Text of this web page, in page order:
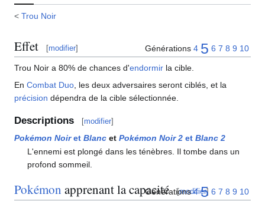
< Trou Noir
Effet [modifier] Générations 4 5 6 7 8 9 10
Trou Noir a 80% de chances d'endormir la cible.
En Combat Duo , les deux adversaires seront ciblés, et la
précision dépendra de la cible sélectionnée.
Descriptions [modifier]
Pokémon Noiret Blanc et Pokémon Noir 2 et Blanc 2
L'ennemi est plongé dans les ténèbres. Il tombe dans un
profond sommeil.
Pokémon apprenant la capacité [modifier]
Générations 4 5 6 7 8 9 10